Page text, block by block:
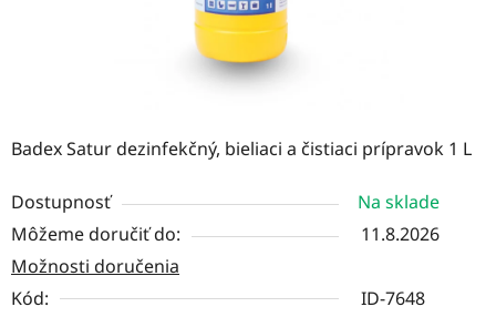
Badex Satur dezinfekčný, bieliaci a čistiaci prípravok 1 L
Dostupnosť
Na sklade
Môžeme doručiť do:
11.8.2026
Možnosti doručenia
Kód:
ID-7648